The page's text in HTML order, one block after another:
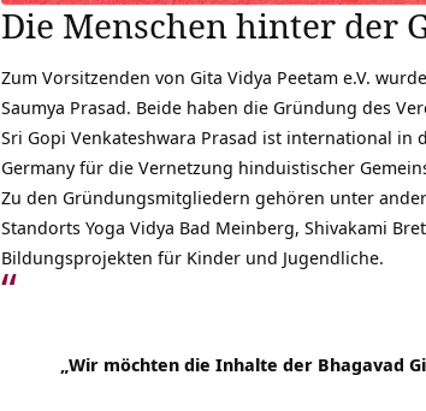
Die Menschen hinter der
Zum Vorsitzenden von Gita Vidya Peetam e.V.
Saumya Prasad. Beide haben die Gründung des
Sri Gopi Venkateshwara Prasad ist international
Germany für die Vernetzung hinduistischer
Zu den Gründungsmitgliedern gehören unter
Standorts Yoga Vidya Bad Meinberg, Shivakami
Bildungsprojekten für Kinder und Jugendliche.
„Wir möchten die Inhalte der Bhagavad